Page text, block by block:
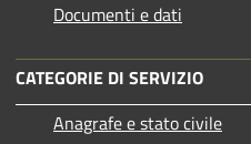
Documenti e dati
CATEGORIE DI SERVIZIO
Anagrafe e stato civile